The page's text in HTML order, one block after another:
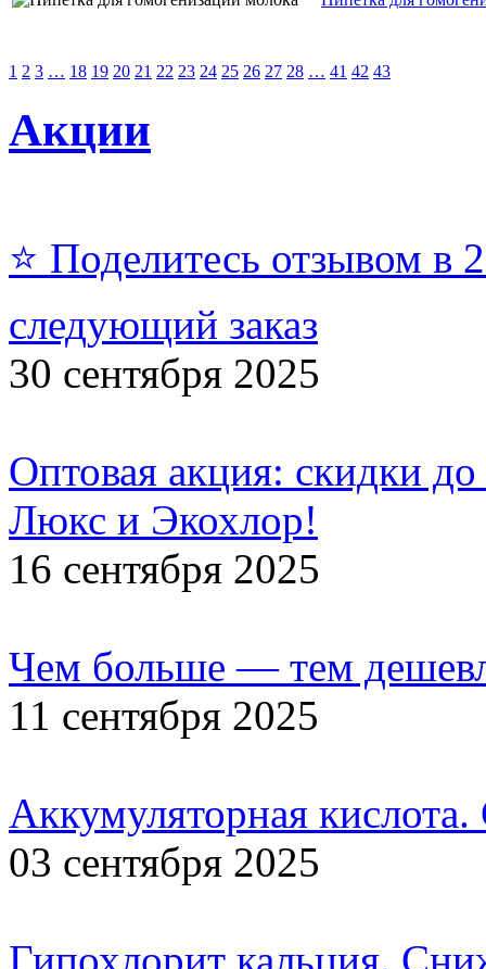
1 2 3 … 18 19 20 21 22 23 24 25 26 27 28 … 41 42 43
Акции
⭐ Поделитесь отзывом
следующий заказ
30 сентября 2025
Оптовая акция: скидки
Люкс и Экохлор!
16 сентября 2025
Чем больше — тем
11 сентября 2025
Аккумуляторная
03 сентября 2025
Гипохлорит кальция.